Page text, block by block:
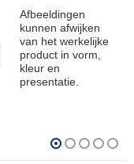
Afbeeldingen
kunnen afwijken
van het werkelijke
product in vorm,
kleur en
presentatie.